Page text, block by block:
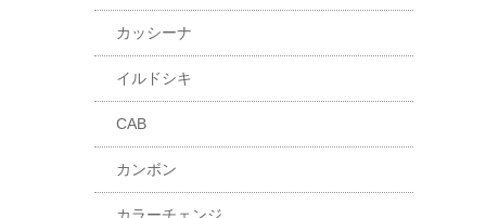
カッシーナ
イルドシキ
CAB
カンボン